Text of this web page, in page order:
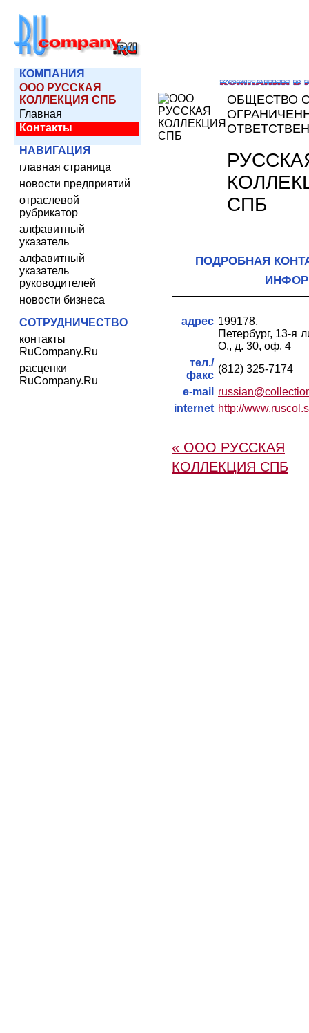
КОМПАНИЯ
ООО РУССКАЯ
КОЛЛЕКЦИЯ СПБ
Главная
Контакты
НАВИГАЦИЯ
главная страница
новости предприятий
отраслевой
рубрикатор
алфавитный
указатель
алфавитный
указатель
руководителей
новости бизнеса
СОТРУДНИЧЕСТВО
контакты
RuCompany.Ru
расценки
RuCompany.Ru
ОБЩЕСТВО
СПБ
ПОДРОБНАЯ
адрес 199178,
Петербург, 13-я
О., д. 30, оф. 4
тел./
факс
(812) 325-7174
e-mail
internet http://
« ООО РУССКАЯ
КОЛЛЕКЦИЯ СПБ